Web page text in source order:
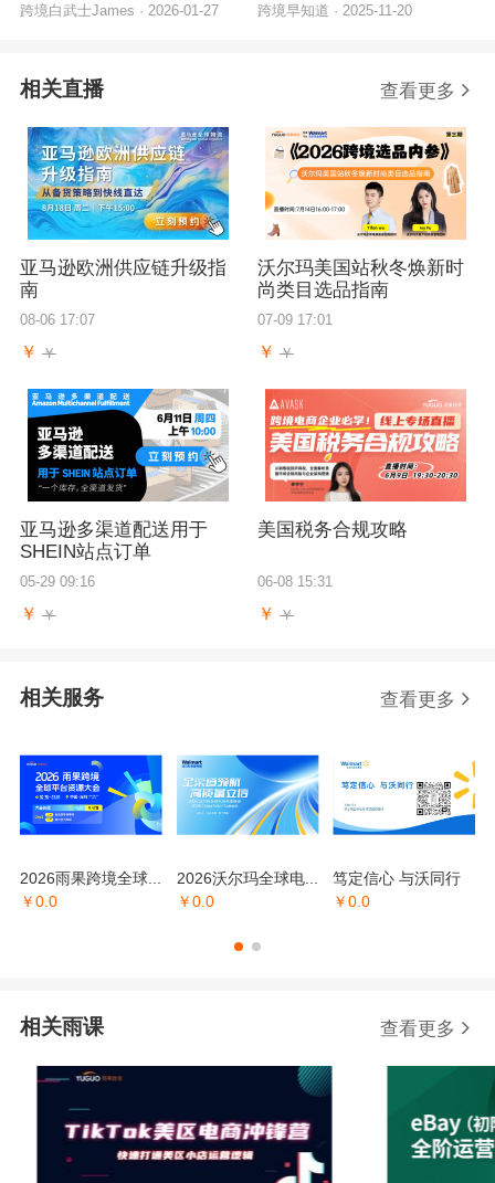
跨境白武士James · 2026-01-27 跨境早知道 · 2025-11-20
相关直播 查看更多
亚马逊欧洲供应链升级指
南
08-06 17:07
￥ ￥
沃尔玛美国站秋冬焕新时
尚类目选品指南
07-09 17:01
￥ ￥
亚马逊多渠道配送用于
SHEIN站点订单
05-29 09:16
￥ ￥
美国税务合规攻略
06-08 15:31
￥ ￥
相关服务 查看更多
2026雨果跨境全球...
￥0.0
2026沃尔玛全球电...
￥0.0
笃定信心 与沃同行
￥0.0
相关雨课 查看更多